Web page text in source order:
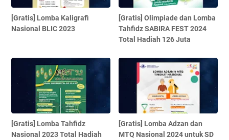
[Gratis] Lomba Kaligrafi
Nasional BLIC 2023
[Gratis] Olimpiade dan Lomba
Tahfidz SABIRA FEST 2024
Total Hadiah 126 Juta
[Gratis] Lomba Tahfidz
Nasional 2023 Total Hadiah
[Gratis] Lomba Adzan dan
MTQ Nasional 2024 untuk SD